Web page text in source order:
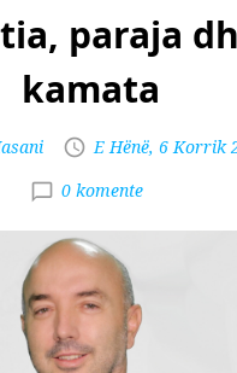
paraja
kamata
E Hënë, 6 Korrik
0 komente